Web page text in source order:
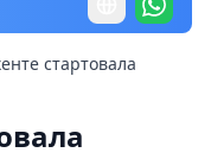
стартовала